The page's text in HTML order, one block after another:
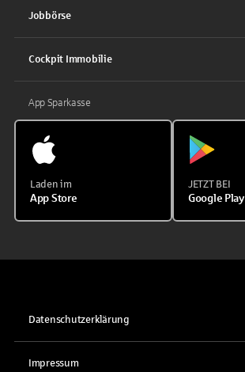
Jobbörse
Cockpit Immobilie
App Sparkasse
Laden im
App Store
JETZT BEI
Google Play
Datenschutzerklärung
Impressum